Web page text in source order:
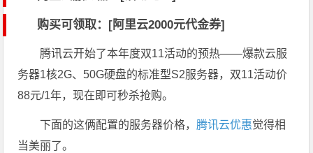
购买可领取：[阿里云2000元代金券]
腾讯云开始了本年度双11活动的预热——爆款云服
务器1核2G、50G硬盘的标准型S2服务器，双11活动价
88元/1年，现在即可秒杀抢购。
下面的这俩配置的服务器价格， 腾讯云优惠觉得相
当美丽了。